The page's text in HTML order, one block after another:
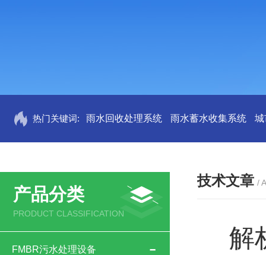
热门关键词: 雨水回收处理系统 雨水蓄水收集系统 城
产品分类
PRODUCT CLASSIFICATION
FMBR污水处理设备
技术文章 /
解